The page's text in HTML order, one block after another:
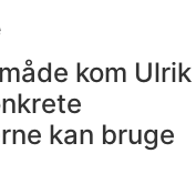
kom Ulrik
kan bruge